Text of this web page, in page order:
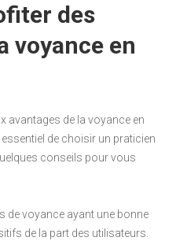
des
voyance en
avantages de la voyance en
essentiel de choisir un praticien
conseils pour vous
de voyance ayant une bonne
de la part des utilisateurs.